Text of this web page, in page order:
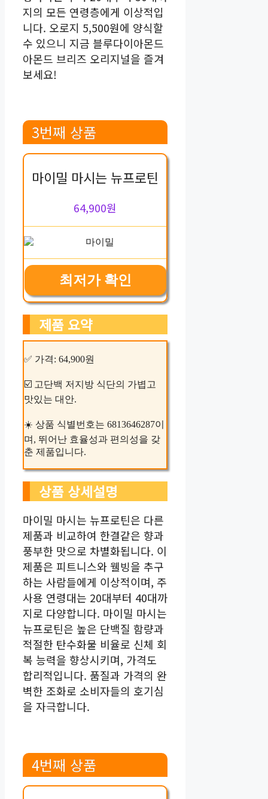
지의 모든 연령층에게 이상적입
니다. 오로지 5,500원에 양식할
수 있으니 지금 블루다이아몬드
아몬드 브리즈 오리지널을 즐겨
보세요!
3번째 상품
마이밀 마시는 뉴프로틴
64,900원
최저가 확인
제품 요약
✅ 가격: 64,900원
☑️ 고단백 저지방 식단의 가볍고
맛있는 대안.
☀️ 상품 식별번호는 6813646287이
며, 뛰어난 효율성과 편의성을 갖
춘 제품입니다.
상품 상세설명
마이밀 마시는 뉴프로틴은 다른
제품과 비교하여 한결같은 향과
풍부한 맛으로 차별화됩니다. 이
제품은 피트니스와 웰빙을 추구
하는 사람들에게 이상적이며, 주
사용 연령대는 20대부터 40대까
지로 다양합니다. 마이밀 마시는
뉴프로틴은 높은 단백질 함량과
적절한 탄수화물 비율로 신체 회
복 능력을 향상시키며, 가격도
합리적입니다. 품질과 가격의 완
벽한 조화로 소비자들의 호기심
을 자극합니다.
4번째 상품